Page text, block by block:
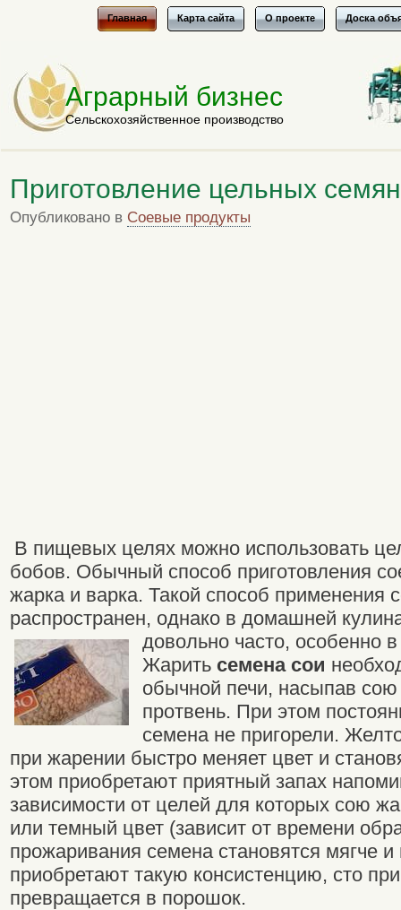
Главная Карта сайта О проекте Доска
Аграрный бизнес
Сельскохозяйственное производство
Приготовление цельных
Опубликовано в Соевые продукты
В пищевых целях можно использовать
бобов. Обычный способ приготовления
жарка и варка. Такой способ применения
распространен, однако в домашней
довольно часто, особенно
Жарить семена сои
обычной печи, насыпав сою
протвень. При этом
семена не пригорели.
при жарении быстро меняет цвет и
этом приобретают приятный запах
зависимости от целей для которых сою
или темный цвет (зависит от времени
прожаривания семена становятся мягче и
приобретают такую консистенцию, сто
превращается в порошок.